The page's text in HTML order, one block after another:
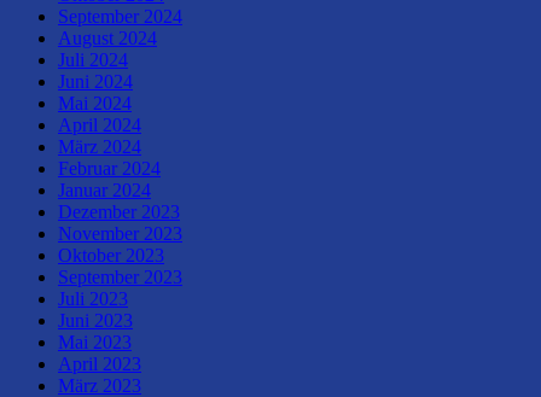
September 2024
August 2024
Juli 2024
Juni 2024
Mai 2024
April 2024
März 2024
Februar 2024
Januar 2024
Dezember 2023
November 2023
Oktober 2023
September 2023
Juli 2023
Juni 2023
Mai 2023
April 2023
März 2023